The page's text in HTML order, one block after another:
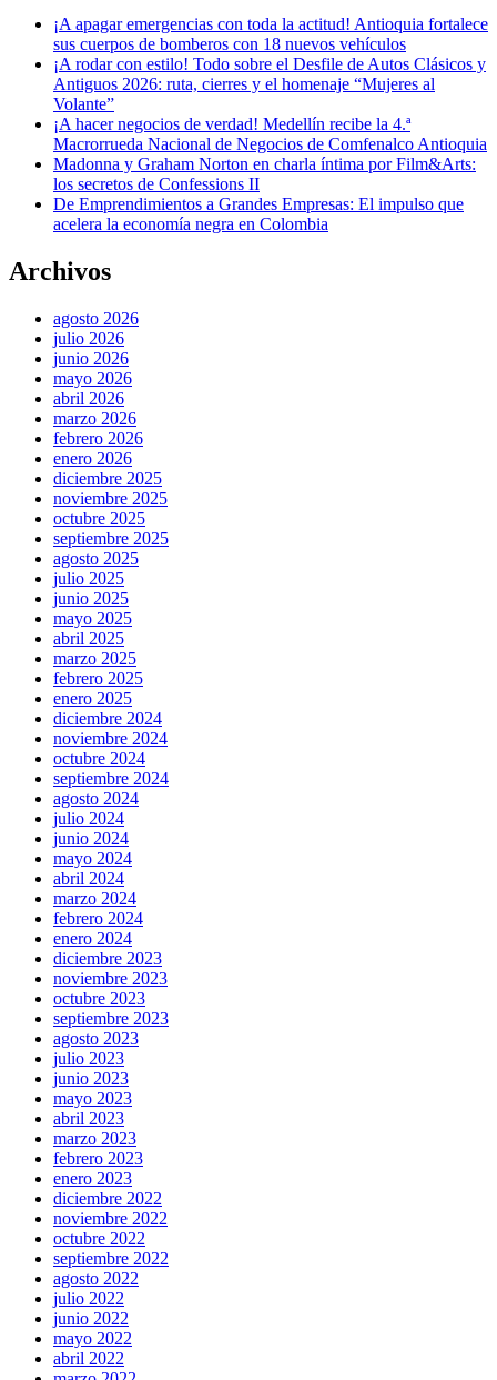
¡A apagar emergencias con toda la actitud! Antioquia fortalece
sus cuerpos de bomberos con 18 nuevos vehículos
¡A rodar con estilo! Todo sobre el Desfile de Autos Clásicos y
Antiguos 2026: ruta, cierres y el homenaje “Mujeres al
Volante”
¡A hacer negocios de verdad! Medellín recibe la 4.ª
Macrorrueda Nacional de Negocios de Comfenalco Antioquia
Madonna y Graham Norton en charla íntima por Film&Arts:
los secretos de Confessions II
De Emprendimientos a Grandes Empresas: El impulso que
acelera la economía negra en Colombia
Archivos
agosto 2026
julio 2026
junio 2026
mayo 2026
abril 2026
marzo 2026
febrero 2026
enero 2026
diciembre 2025
noviembre 2025
octubre 2025
septiembre 2025
agosto 2025
julio 2025
junio 2025
mayo 2025
abril 2025
marzo 2025
febrero 2025
enero 2025
diciembre 2024
noviembre 2024
octubre 2024
septiembre 2024
agosto 2024
julio 2024
junio 2024
mayo 2024
abril 2024
marzo 2024
febrero 2024
enero 2024
diciembre 2023
noviembre 2023
octubre 2023
septiembre 2023
agosto 2023
julio 2023
junio 2023
mayo 2023
abril 2023
marzo 2023
febrero 2023
enero 2023
diciembre 2022
noviembre 2022
octubre 2022
septiembre 2022
agosto 2022
julio 2022
junio 2022
mayo 2022
abril 2022